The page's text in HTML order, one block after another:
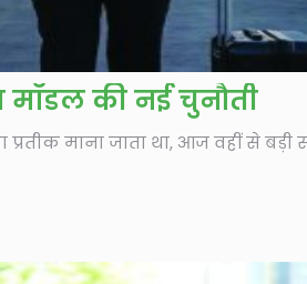
की नई चुनौती
माना जाता था, आज वहीं से बड़ी